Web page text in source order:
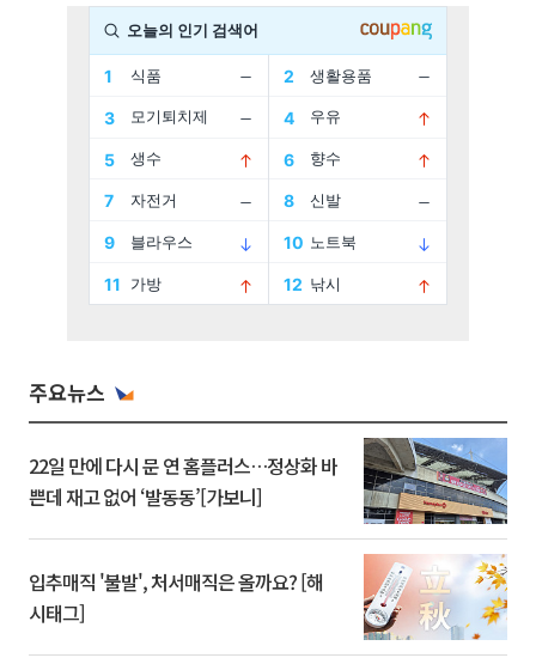
주요뉴스
22일 만에 다시 문 연 홈플러스…정상화 바
쁜데 재고 없어 ‘발동동’[가보니]
입추매직 '불발', 처서매직은 올까요? [해
시태그]